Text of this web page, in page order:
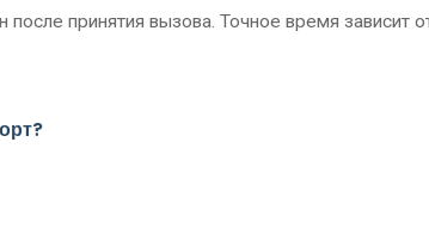
принятия вызова. Точное время зависит